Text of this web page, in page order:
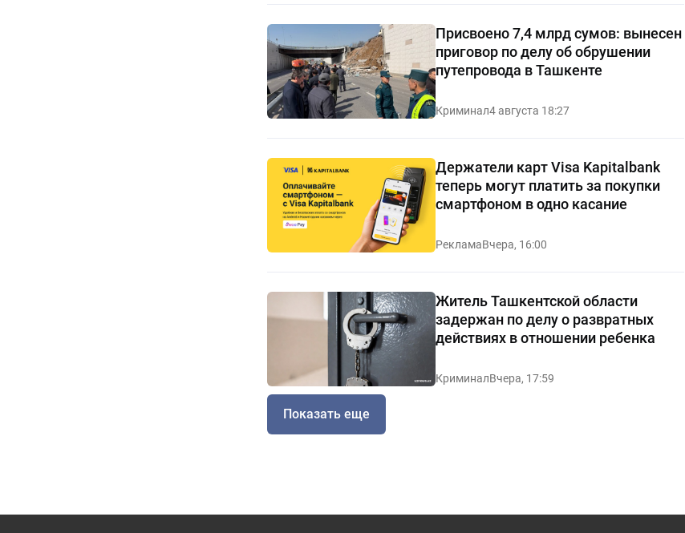
Присвоено 7,4 млрд сумов: вынесен
приговор по делу об обрушении
путепровода в Ташкенте
Криминал4 августа 18:27
Держатели карт Visa Kapitalbank
теперь могут платить за покупки
смартфоном в одно касание
РекламаВчера, 16:00
Житель Ташкентской области
задержан по делу о развратных
действиях в отношении ребенка
КриминалВчера, 17:59
Показать еще